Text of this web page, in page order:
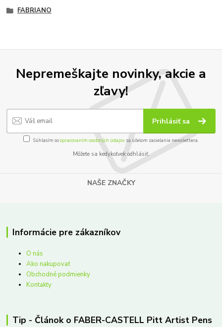
FABRIANO
Nepremeškajte novinky, akcie a
zľavy!
Prihlásiť sa
Súhlasím sospracovaním osobných údajov za účelom zasielania newslettera.
Môžete sa kedykoľvek odhlásiť.
NAŠE ZNAČKY
Informácie pre zákazníkov
O nás
Ako nakupovať
Obchodné podmienky
Kontakty
Tip - Článok o FABER-CASTELL Pitt Artist Pens